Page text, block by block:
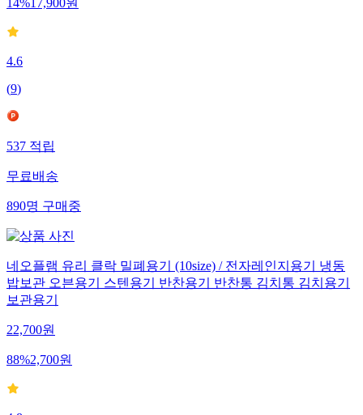
14%17,900원
4.6
(9)
537적립
무료배송
890명구매중
네오플램 유리 클락 밀폐용기 (10size) / 전자레인지용기 냉동
밥보관 오븐용기 스텐용기 반찬용기 반찬통 김치통 김치용기
보관용기
22,700원
88%2,700원